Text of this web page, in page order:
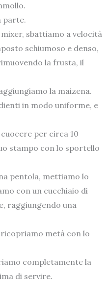
parte.
sbattiamo a velocità
schiumoso e denso,
la frusta, il
la maizena.
in modo uniforme, e
per circa 10
stampo con lo sportello
pentola, mettiamo lo
con un cucchiaio di
raggiungendo una
metà con lo
completamente la
di servire.